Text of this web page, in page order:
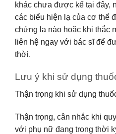
khác chưa được kể tại đây,
các biểu hiện lạ của cơ thể
chứng lạ nào hoặc khi thắc
liên hệ ngay với bác sĩ để
thời.
Lưu ý khi sử dụng
Thận trọng khi sử dụng
Thận trọng, cân nhắc khi
với phụ nữ đang trong thời